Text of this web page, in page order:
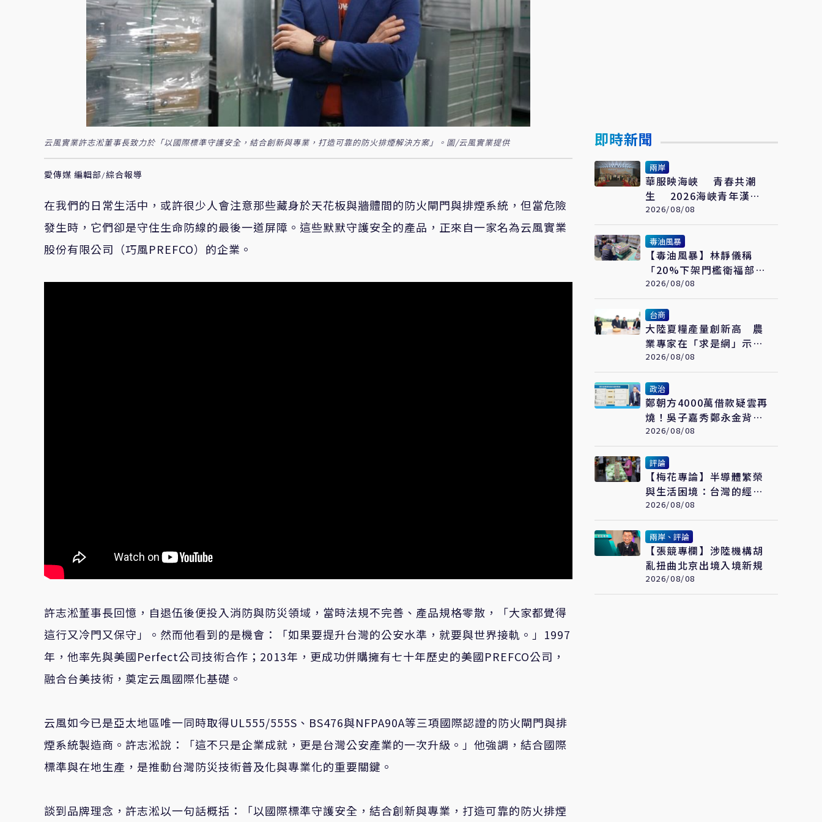
云風實業許志淞董事長致力於「以國際標準守護安全，結合創新與專業，打造可靠的防火排煙解決方案」。圖/云風實業提供
愛傳媒 編輯部/綜合報導
在我們的日常生活中，或許很少人會注意那些藏身於天花板與牆體間的防火閘門與排煙系統，但當危險
發生時，它們卻是守住生命防線的最後一道屏障。這些默默守護安全的產品，正來自一家名為云風實業
股份有限公司（巧風PREFCO）的企業。
許志淞董事長回憶，自退伍後便投入消防與防災領域，當時法規不完善、產品規格零散，「大家都覺得
這行又冷門又保守」。然而他看到的是機會：「如果要提升台灣的公安水準，就要與世界接軌。」1997
年，他率先與美國Perfect公司技術合作；2013年，更成功併購擁有七十年歷史的美國PREFCO公司，
融合台美技術，奠定云風國際化基礎。
云風如今已是亞太地區唯一同時取得UL555/555S、BS476與NFPA90A等三項國際認證的防火閘門與排
煙系統製造商。許志淞說：「這不只是企業成就，更是台灣公安產業的一次升級。」他強調，結合國際
標準與在地生產，是推動台灣防災技術普及化與專業化的重要關鍵。
談到品牌理念，許志淞以一句話概括：「以國際標準守護安全，結合創新與專業，打造可靠的防火排煙
即時新聞
兩岸
華服映海峽 青春共潮
生 2026海峽青年漢服
文化交流薈在福州舉辦
2026/08/08
毒油風暴
【毒油風暴】林靜儀稱
「20%下架門檻衛福部負
責」 蔣萬安：政院沒人
要負責？
2026/08/08
台商
大陸夏糧產量創新高 農
業專家在「求是網」示
警：糧食緊張會長期存在
2026/08/08
政治
鄭朝方4000萬借款疑雲再
燒！吳子嘉秀鄭永金背書
票據 追問2018選舉資金
流向
2026/08/08
評論
【梅花專論】半導體繁榮
與生活困境：台灣的經濟
悖論
2026/08/08
兩岸、評論
【張競專欄】涉陸機構胡
亂扭曲北京出境入境新規
2026/08/08